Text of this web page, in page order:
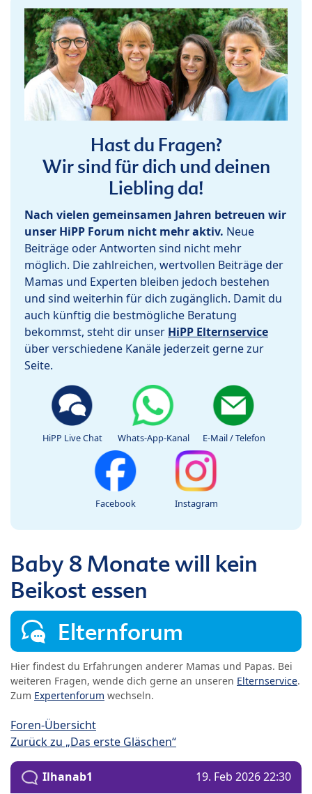
Hast du Fragen?
Wir sind für dich und deinen
Liebling da!
Nach vielen gemeinsamen Jahren betreuen wir
unser HiPP Forum nicht mehr aktiv. Neue
Beiträge oder Antworten sind nicht mehr
möglich. Die zahlreichen, wertvollen Beiträge der
Mamas und Experten bleiben jedoch bestehen
und sind weiterhin für dich zugänglich. Damit du
auch künftig die bestmögliche Beratung
bekommst, steht dir unser HiPP Elternservice
über verschiedene Kanäle jederzeit gerne zur
Seite.
HiPP Live Chat Whats-App-Kanal E-Mail / Telefon
Facebook Instagram
Baby 8 Monate will kein
Beikost essen
Elternforum
Hier findest du Erfahrungen anderer Mamas und Papas. Bei
weiteren Fragen, wende dich gerne an unseren Elternservice.
Zum Expertenforum wechseln.
Foren-Übersicht
Zurück zu „Das erste Gläschen“
Ilhanab1 19. Feb 2026 22:30